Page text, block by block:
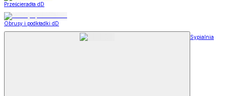
Prześcieradła dD
Obrusy i podkładki dD
Sypialnia